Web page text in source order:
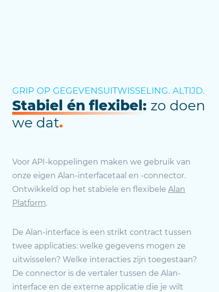
GRIP OP GEGEVENSUITWISSELING. ALTIJD.
Stabiel én flexibel: zo doen
we dat.
Voor API-koppelingen maken we gebruik van
onze eigen Alan-interfacetaal en -connector.
Ontwikkeld op het stabiele en flexibele Alan
Platform.
De Alan-interface is een strikt contract tussen
twee applicaties: welke gegevens mogen ze
uitwisselen? Welke interacties zijn toegestaan?
De connector is de vertaler tussen de Alan-
interface en de externe applicatie die je wilt